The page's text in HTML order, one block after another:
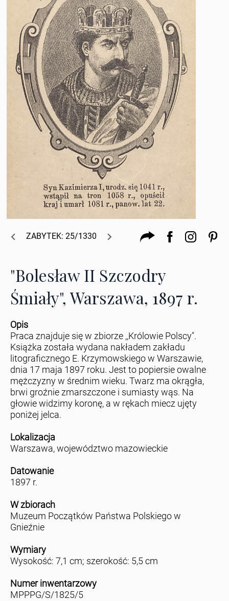
ZABYTEK: 25/1330
"Bolesław II Szczodry
Śmiały", Warszawa, 1897 r.
Opis
Praca znajduje się w zbiorze ,,Królowie Polscy".
Książka została wydana nakładem zakładu
litograficznego E. Krzymowskiego w Warszawie,
dnia 17 maja 1897 roku. Jest to popiersie owalne
mężczyzny w średnim wieku. Twarz ma okrągła,
brwi groźnie zmarszczone i sumiasty wąs. Na
głowie widzimy koronę, a w rękach miecz ujęty
poniżej jelca.
Lokalizacja
Warszawa, województwo mazowieckie
Datowanie
1897 r.
W zbiorach
Muzeum Początków Państwa Polskiego w
Gnieźnie
Wymiary
Wysokość: 7,1 cm; szerokość: 5,5 cm
Numer inwentarzowy
MPPPG/S/1825/5